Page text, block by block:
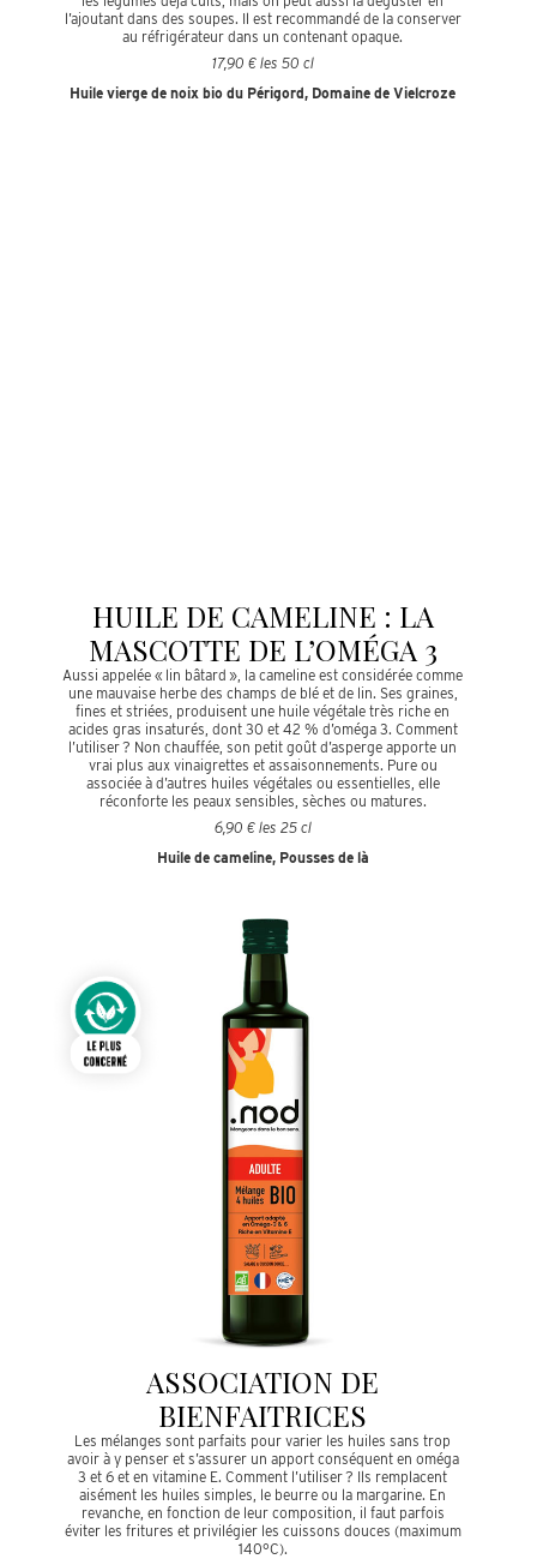
l’ajoutant dans des soupes. Il est recommandé de la conserver
au réfrigérateur dans un contenant opaque.
17,90 € les 50 cl
Huile vierge de noix bio du Périgord, Domaine de Vielcroze
HUILE DE CAMELINE : LA
MASCOTTE DE L’OMÉGA 3
Aussi appelée « lin bâtard », la cameline est considérée comme
une mauvaise herbe des champs de blé et de lin. Ses graines,
fines et striées, produisent une huile végétale très riche en
acides gras insaturés, dont 30 et 42 % d’oméga 3. Comment
l’utiliser ? Non chauffée, son petit goût d’asperge apporte un
vrai plus aux vinaigrettes et assaisonnements. Pure ou
associée à d’autres huiles végétales ou essentielles, elle
réconforte les peaux sensibles, sèches ou matures.
6,90 € les 25 cl
Huile de cameline, Pousses de là
ASSOCIATION DE
BIENFAITRICES
Les mélanges sont parfaits pour varier les huiles sans trop
avoir à y penser et s’assurer un apport conséquent en oméga
3 et 6 et en vitamine E. Comment l’utiliser ? Ils remplacent
aisément les huiles simples, le beurre ou la margarine. En
revanche, en fonction de leur composition, il faut parfois
éviter les fritures et privilégier les cuissons douces (maximum
140°C).